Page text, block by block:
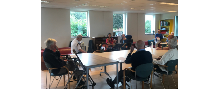
VRIJWILLIGERS & STAGIAIRES
CONTACT